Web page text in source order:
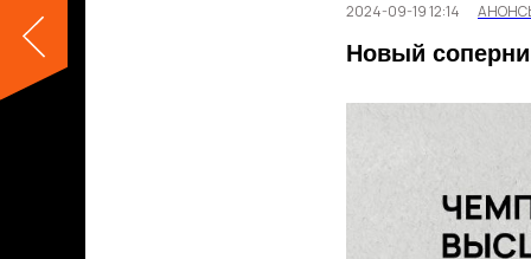
2024-09-19 12:14
Новый